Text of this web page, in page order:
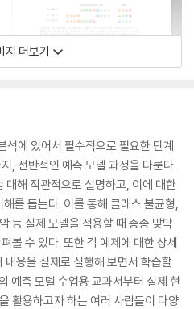
지 더보기
석에 있어서 필수적으로 필요한 단계
, 전반적인 예측 모델 과정을 다룬다.
대해 직관적으로 설명하고, 이에 대한
를 돕는다. 이를 통해 클래스 불균형,
등 실제 모델을 적용할 때 종종 맞닥
볼 수 있다. 또한 각 예제에 대한 상세
용을 실제로 실행해 보면서 학습할
예측 모델 수업용 교과서부터 실제 현
활용하고자 하는 여러 사람들이 다양